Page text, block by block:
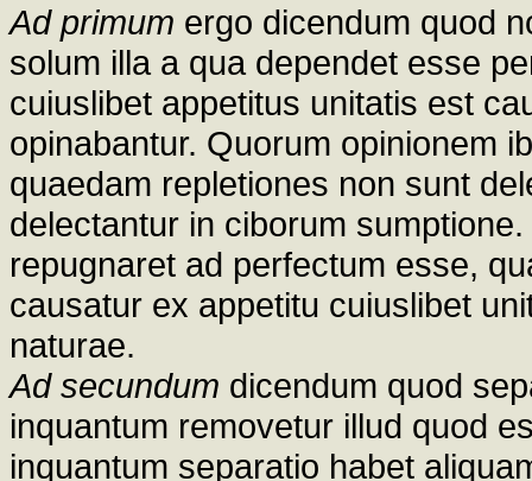
Ad primum ergo dicendum quod
solum illa a qua dependet esse
cuiuslibet appetitus unitatis est
opinabantur. Quorum opinionem
quaedam repletiones non sunt
delectantur in ciborum
repugnaret ad perfectum esse,
causatur ex appetitu cuiuslibet
naturae.
Ad secundum dicendum quod
inquantum removetur illud quod
inquantum separatio habet